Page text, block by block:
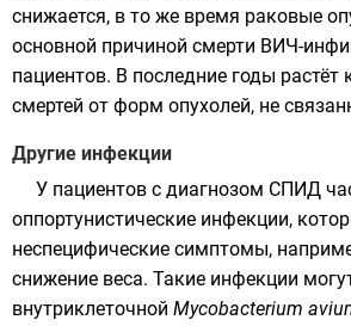
снижается, в то же время раковые
основной причиной смерти ВИЧ-
пациентов. В последние годы растёт
смертей от форм опухолей, не
Другие инфекции
У пациентов с диагнозом СПИД
оппортунистические инфекции,
неспецифические симптомы,
снижение веса. Такие инфекции
внутриклеточной Mycobacterium